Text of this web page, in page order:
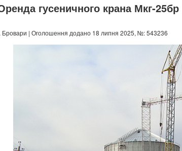
гусеничного крана Мкг-
Бровари | Оголошення додано 18 липня 2025, №: 543236